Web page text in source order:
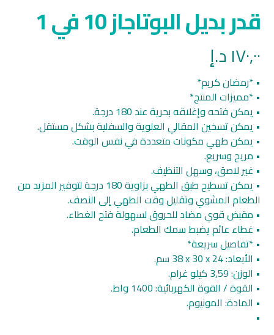
قدر بديل البوتاجاز 10 في 1
١٧٠,٠٠د.إ
• *رمضان كريم*
• *مميزات المنتج*
• يمكن فتحه وإغلاقه بحرية عند 180 درجة.
• يمكن تسخين المقالي العلوية والسفلية بشكل مستقل.
• يمكن طهي مكونات متعددة في نفس الوقت.
• مريح وسريع.
• غير لاصق، وسهل التنظيف.
• يمكن تسطيح طبق الطهي بزاوية 180 درجة لتوفير المزيد من
الطعام المشوي وتقليل وقت الطهي إلى النصف.
• مقبض قوي مضاد للحروق لسهولة فتح الغطاء.
• غطاء عائم يضبط سمك الطعام.
• *تفاصيل سريعة*
• الأبعاد: ‎38 x 30 x 24 سم.
• الوزن: 3,59 كيلو غرام.
• القوة / القوة الكهربائية: ‎1400 واط.
• المادة: المونيوم.
•